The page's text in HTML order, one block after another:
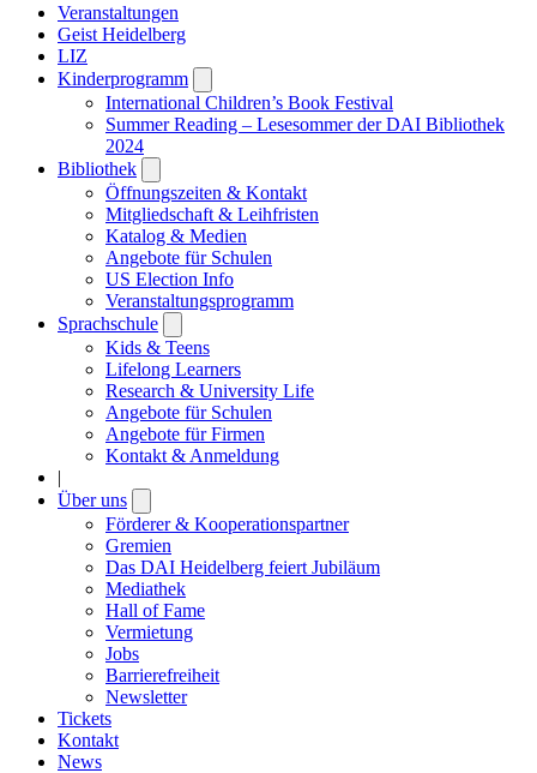
Veranstaltungen
Geist Heidelberg
LIZ
Kinderprogramm
submenu
International Children’s Book Festival
Summer Reading – Lesesommer der DAI Bibliothek
2024
Bibliothek
submenu
Öffnungszeiten & Kontakt
Mitgliedschaft & Leihfristen
Katalog & Medien
Angebote für Schulen
US Election Info
Veranstaltungsprogramm
Sprachschule
submenu
Kids & Teens
Lifelong Learners
Research & University Life
Angebote für Schulen
Angebote für Firmen
Kontakt & Anmeldung
|
Über uns
submenu
Förderer & Kooperationspartner
Gremien
Das DAI Heidelberg feiert Jubiläum
Mediathek
Hall of Fame
Vermietung
Jobs
Barrierefreiheit
Newsletter
Tickets
Kontakt
News